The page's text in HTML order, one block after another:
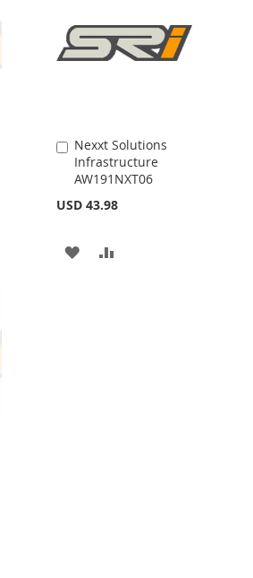
Nexxt Solutions
Infrastructure
AW191NXT06
USD 43.98
Añadir
al
carrito
AÑADIR